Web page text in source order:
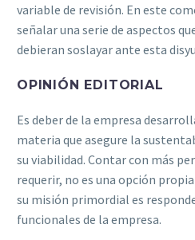
variable de revisión. En este
señalar una serie de aspectos
debieran soslayar ante esta
OPINIÓN EDITORIAL
Es deber de la empresa
materia que asegure la
su viabilidad. Contar con más
requerir, no es una opción
su misión primordial es
funcionales de la empresa.